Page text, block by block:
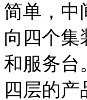
简单，中
向四个集
和服务台
四层的